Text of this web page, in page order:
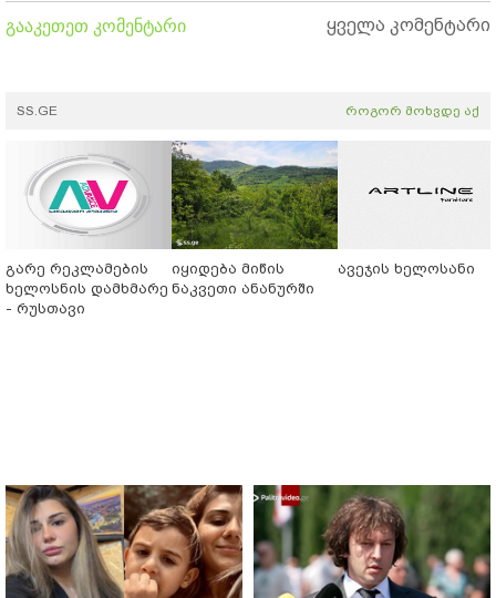
გააკეთეთ კომენტარი ყველა კომენტარი
SS.GE როგორ მოხვდე აქ
გარე რეკლამების
ხელოსნის დამხმარე
- რუსთავი
იყიდება მიწის
ნაკვეთი ანანურში
ავეჯის ხელოსანი